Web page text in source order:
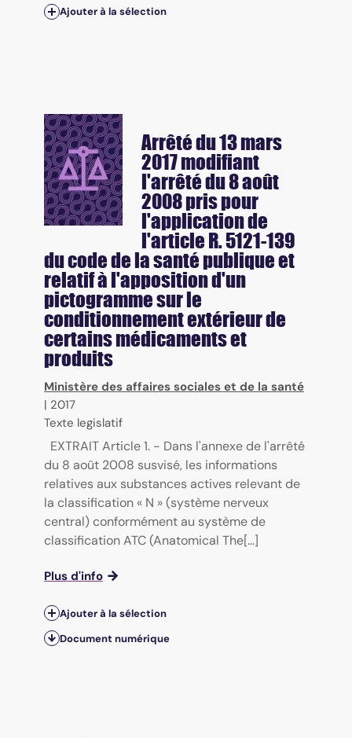
Ajouter à la sélection
Arrêté du 13 mars
2017 modifiant
l'arrêté du 8 août
2008 pris pour
l'application de
l'article R. 5121-139
du code de la santé publique et
relatif à l'apposition d'un
pictogramme sur le
conditionnement extérieur de
certains médicaments et
produits
Ministère des affaires sociales et de la santé
| 2017
Texte legislatif
EXTRAIT Article 1. - Dans l'annexe de l'arrêté
du 8 août 2008 susvisé, les informations
relatives aux substances actives relevant de
la classification « N » (système nerveux
central) conformément au système de
classification ATC (Anatomical The[...]
Plus d'info
Ajouter à la sélection
Document numérique